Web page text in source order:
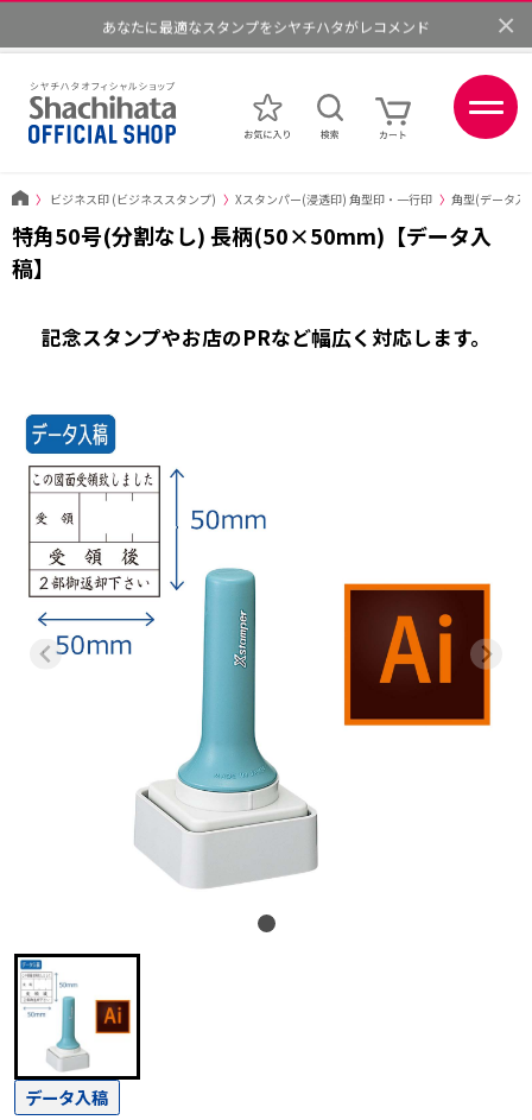
あなたに最適なスタンプをシヤチハタがレコメンド
〉 ビジネス印 (ビジネススタンプ) 〉 Xスタンパー(浸透印) 角型印・一行印 〉 角型(データ入
特角50号(分割なし) 長柄(50×50mm)【データ入
稿】
×
記念スタンプやお店のPRなど幅広く対応します。
データ入稿